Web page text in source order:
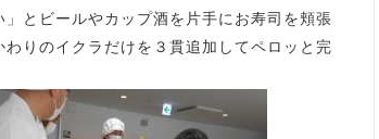
とビールやカップ酒を片手にお寿司を頬張
りのイクラだけを３貫追加してペロッと完